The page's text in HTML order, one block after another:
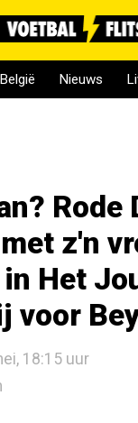
België Nieuws
Rode
z'n
Het
voor
18:15 uur